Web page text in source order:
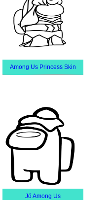
Among Us Princess Skin
Jó Among Us